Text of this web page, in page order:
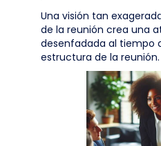
Una visión tan
de la reunión crea una
desenfadada al tiempo
estructura de la reunión.